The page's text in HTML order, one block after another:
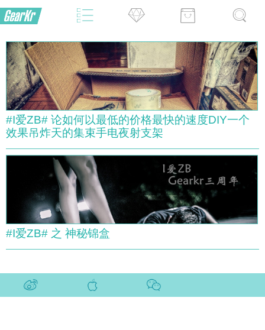
#I爱ZB# 论如何以最低的价格最快的速度DIY一个
效果吊炸天的集束手电夜射支架
#I爱ZB# 之 神秘锦盒